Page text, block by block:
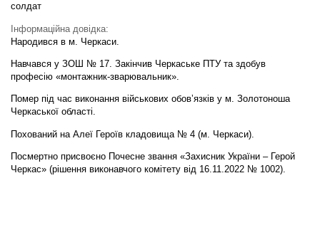
солдат
Інформаційна довідка:
Народився в м. Черкаси.
Навчався у ЗОШ № 17. Закінчив Черкаське ПТУ та здобув
професію «монтажник-зварювальник».
Помер під час виконання військових обовʼязків у м. Золотоноша
Черкаської області.
Похований на Алеї Героїв кладовища № 4 (м. Черкаси).
Посмертно присвоєно Почесне звання «Захисник України – Герой
Черкас» (рішення виконавчого комітету від 16.11.2022 № 1002).